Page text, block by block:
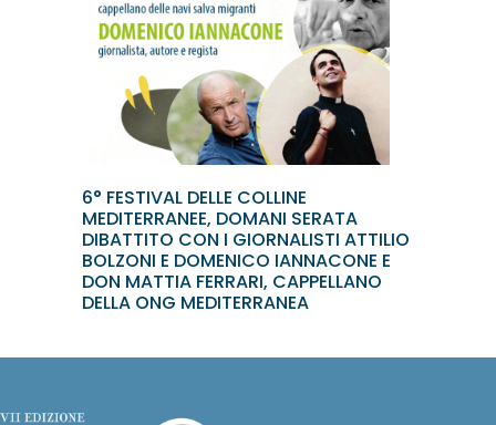
6° FESTIVAL DELLE COLLINE
MEDITERRANEE, DOMANI SERATA
DIBATTITO CON I GIORNALISTI ATTILIO
BOLZONI E DOMENICO IANNACONE E
DON MATTIA FERRARI, CAPPELLANO
DELLA ONG MEDITERRANEA